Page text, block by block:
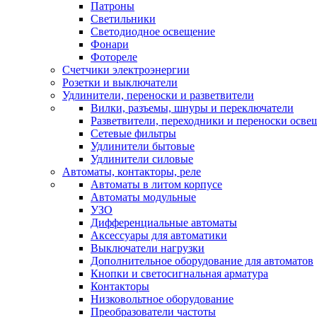
Патроны
Светильники
Светодиодное освещение
Фонари
Фотореле
Счетчики электроэнергии
Розетки и выключатели
Удлинители, переноски и разветвители
Вилки, разъемы, шнуры и переключатели
Разветвители, переходники и переноски
Сетевые фильтры
Удлинители бытовые
Удлинители силовые
Автоматы, контакторы, реле
Автоматы в литом корпусе
Автоматы модульные
УЗО
Дифференциальные автоматы
Аксессуары для автоматики
Выключатели нагрузки
Дополнительное оборудование для автоматов
Кнопки и светосигнальная арматура
Контакторы
Низковольтное оборудование
Преобразователи частоты